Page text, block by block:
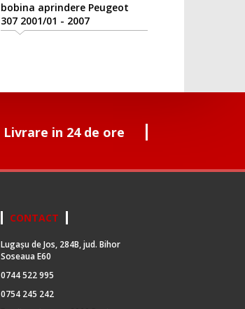
bobina aprindere Peugeot
307 2001/01 - 2007
Livrare in 24 de ore
CONTACT
Lugașu de Jos, 284B, jud. Bihor
Soseaua E60
0744 522 995
0754 245 242